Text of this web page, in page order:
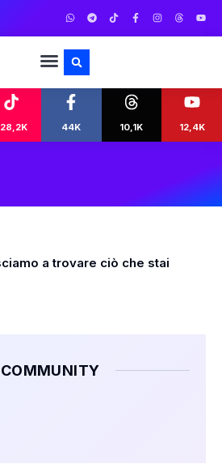
44K 10,1K 12,4K
a trovare ciò che stai